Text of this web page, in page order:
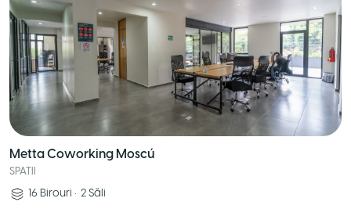
Metta Coworking Moscú
SPATII
16 Birouri • 2 Săli